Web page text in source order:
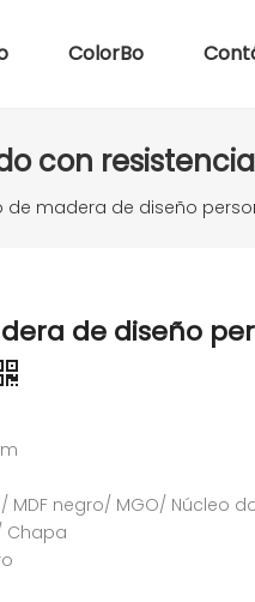
ColorBo
con
de madera de diseño
de diseño
MDF negro/ MGO/ Núcleo
Chapa